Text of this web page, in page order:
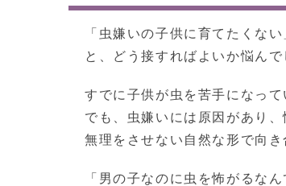
「虫嫌いの子供に育てたくな
と、どう接すればよいか悩んで
すでに子供が虫を苦手になっ
でも、虫嫌いには原因があり
無理をさせない自然な形で向き
「男の子なのに虫を怖がるな